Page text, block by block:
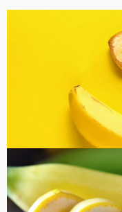
コラム